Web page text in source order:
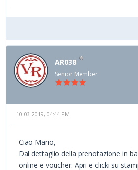
AR038
Senior Member
10-03-2019, 04:44 PM
Ciao Mario,
Dal dettaglio della prenotazione in
online e voucher: Apri e clicki su